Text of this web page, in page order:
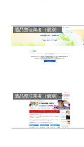
遺品整理業者（個別）
遺品整理業者（個別）